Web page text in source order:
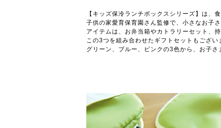
【キッズ保冷ランチボックスシリーズ】は、
子供の家愛育保育園さん監修で、小さなお子
アイテムは、お弁当箱やカトラリーセット、
この3つを組み合わせたギフトセットもござい
グリーン、ブルー、ピンクの3色から、お子